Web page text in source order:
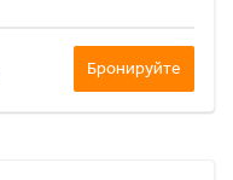
Бронируйте